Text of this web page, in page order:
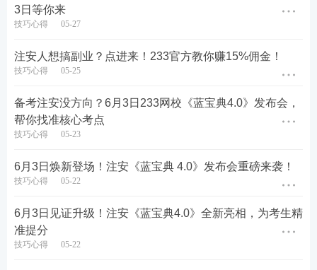
记背难题。
· 答题模板：
3日等你来
技巧心得 05-27
注安人想搞副业？点进来！233官方教你赚15%佣金！
技巧心得 05-25
备考注安没方向？6月3日233网校《蓝宝典4.0》发布会，
帮你找准核心考点
技巧心得 05-23
6月3日焕新登场！注安《蓝宝典 4.0》发布会重磅来袭！
技巧心得 05-22
6月3日见证升级！注安《蓝宝典4.0》全新亮相，为考生精
准提分
技巧心得 05-22